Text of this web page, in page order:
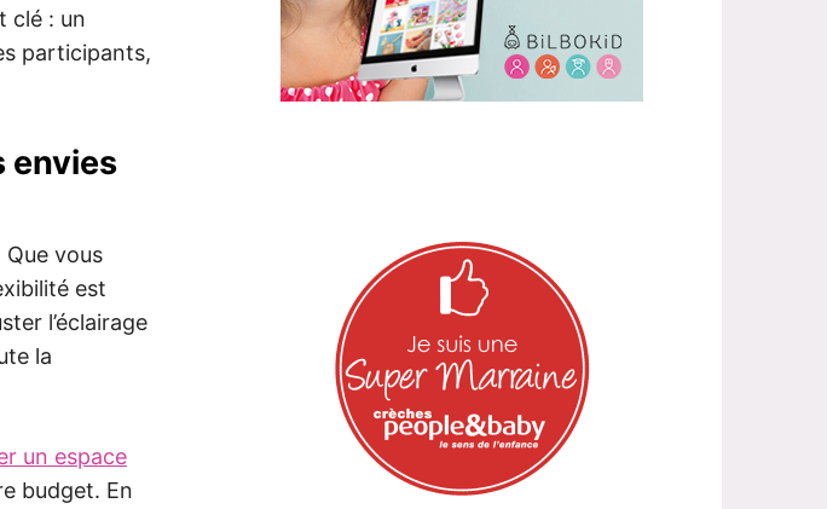
clé : un
participants,
envies
vous
est
l’éclairage
la
un espace
budget. En